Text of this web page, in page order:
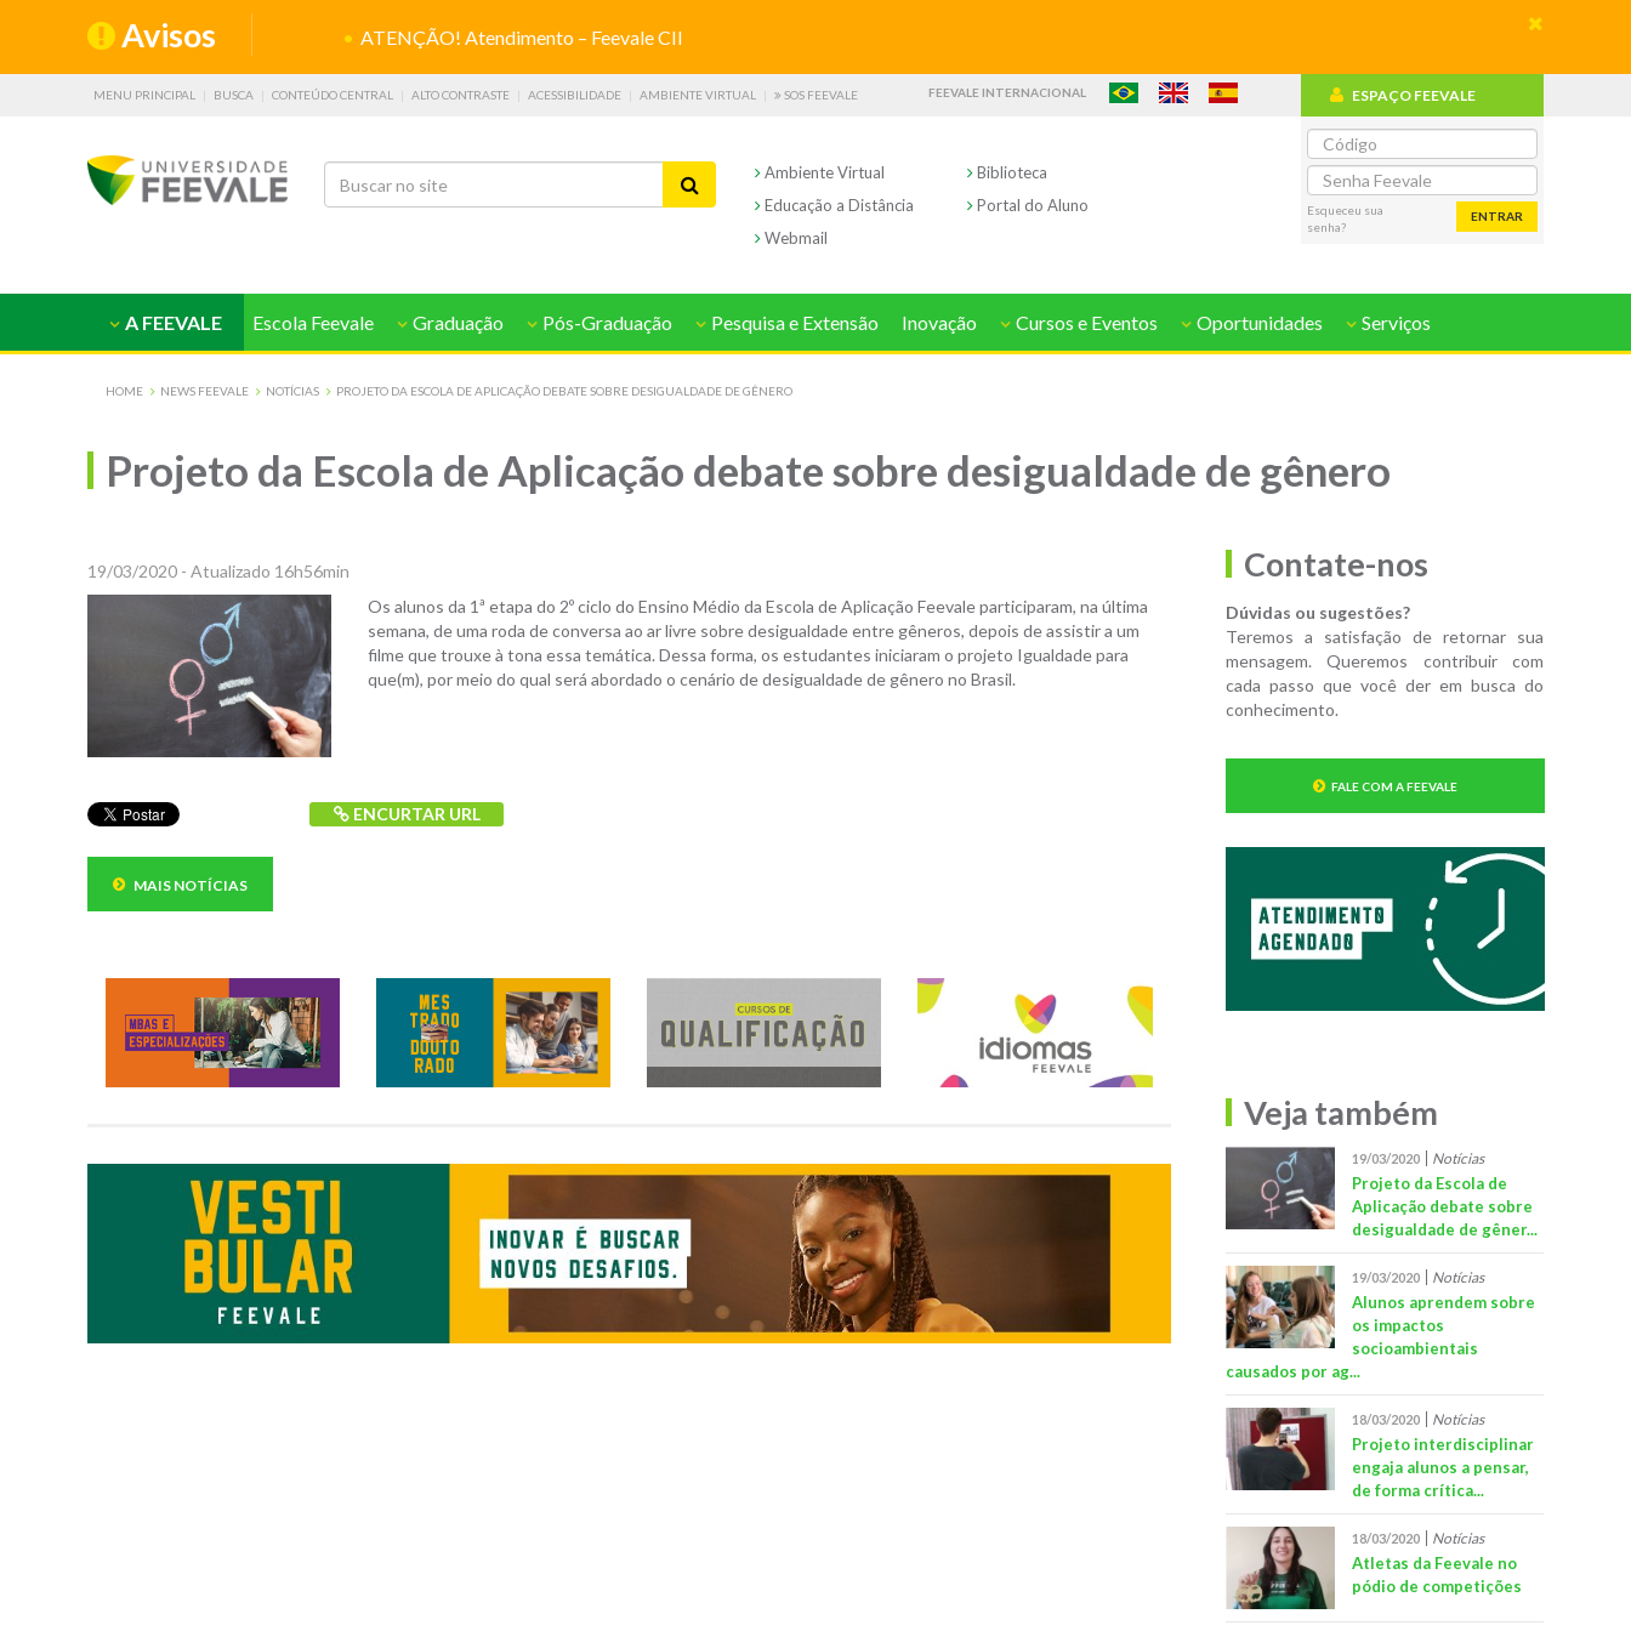
Avisos ATENÇÃO! Atendimento – Feevale CII
MENU PRINCIPAL BUSCA CONTEÚDO CENTRAL ALTO CONTRASTE ACESSIBILIDADE AMBIENTE VIRTUAL SOS FEEVALE FEEVALE INTERNACIONAL
Ambiente Virtual
Biblioteca
Educação a Distância
Portal do Aluno
Webmail
ESPAÇO FEEVALE
Esqueceu sua
senha?
ENTRAR
A FEEVALE Escola Feevale Graduação Pós-Graduação Pesquisa e Extensão Inovação Cursos e Eventos Oportunidades Serviços
HOME NEWS FEEVALE NOTÍCIAS PROJETO DA ESCOLA DE APLICAÇÃO DEBATE SOBRE DESIGUALDADE DE GÊNERO
Projeto da Escola de Aplicação debate sobre desigualdade de gênero
19/03/2020 - Atualizado 16h56min
Os alunos da 1ª etapa do 2º ciclo do Ensino Médio da Escola de Aplicação Feevale participaram, na última
semana, de uma roda de conversa ao ar livre sobre desigualdade entre gêneros, depois de assistir a um
filme que trouxe à tona essa temática. Dessa forma, os estudantes iniciaram o projeto Igualdade para
que(m), por meio do qual será abordado o cenário de desigualdade de gênero no Brasil.
ENCURTAR URL
MAIS NOTÍCIAS
Contate-nos
Dúvidas ou sugestões?
Teremos a satisfação de retornar sua
mensagem. Queremos contribuir com
cada passo que você der em busca do
conhecimento.
FALE COM A FEEVALE
Veja também
19/03/2020 Notícias
Projeto da Escola de
Aplicação debate sobre
desigualdade de gêner...
19/03/2020 Notícias
Alunos aprendem sobre
os impactos
socioambientais
causados por ag...
18/03/2020 Notícias
Projeto interdisciplinar
engaja alunos a pensar,
de forma crítica...
18/03/2020 Notícias
Atletas da Feevale no
pódio de competições